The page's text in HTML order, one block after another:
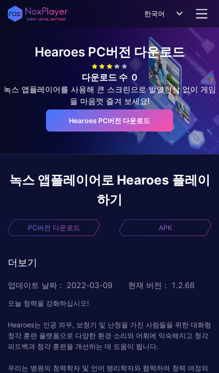
한국어
HearoesPC버전 다운로드
다운로드 수 0
녹스 앱플레이어를 사용해 큰 스크린으로 발열현상 없이 게임
을 마음껏 즐겨 보세요!
Hearoes PC버전 다운로드
녹스 앱플레이어로 Hearoes 플레이
하기
PC버전 다운로드 APK
더보기
업데이트 날짜 : 2022-03-09 현재 버전 : 1.2.68
오늘 청력을 강화하십시오!
Hearoes는 인공 와우, 보청기 및 난청을 가진 사람들을 위한 대화형
청각 훈련 플랫폼으로 다양한 환경 소리와 어휘에 익숙해지고 청각
피드백과 청각 훈련을 개선하는 데 도움이 됩니다.
우리는 병원의 청력학자 및 언어 병리학자와 협력하여 청력 여정의